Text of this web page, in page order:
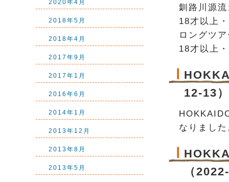
釧路川源
18才以上
ロングツ
18才以上
12-13）
なりまし
（
2020年4月
2018年5月
2018年4月
2017年9月
2017年1月
2016年6月
2014年1月
2013年12月
2013年8月
2013年5月